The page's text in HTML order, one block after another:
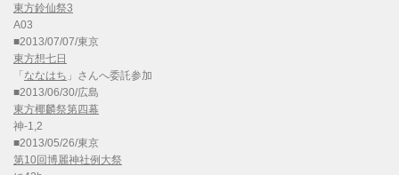
東方鈴仙祭3
A03
■2013/07/07/東京
東方想七日
「 ななはち 」さんへ委託参加
■2013/06/30/広島
東方椰麟祭第四幕
神-1,2
■2013/05/26/東京
第10回博麗神社例大祭